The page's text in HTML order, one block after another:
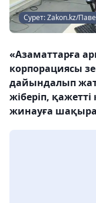
Сурет: Zakon.kz/
«Азаматтарға
корпорациясы
дайындалып
жіберіп,
жинауға